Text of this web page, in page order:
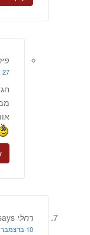
27 במאי 2009 at 8:24
רחלי
10 בדצמבר 2009 at 10:02